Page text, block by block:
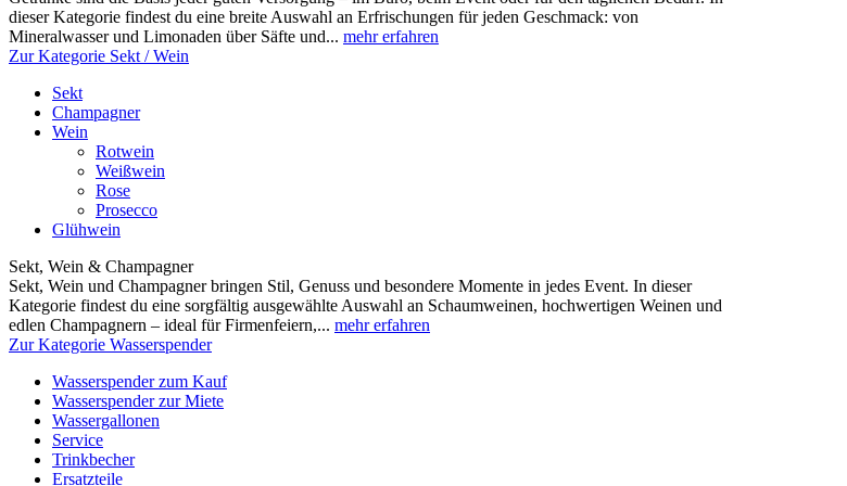
dieser Kategorie findest du eine breite Auswahl an Erfrischungen für jeden Geschmack: von
Mineralwasser und Limonaden über Säfte und... mehr erfahren
Zur Kategorie Sekt / Wein
Sekt
Champagner
Wein
Rotwein
Weißwein
Rose
Prosecco
Glühwein
Sekt, Wein & Champagner
Sekt, Wein und Champagner bringen Stil, Genuss und besondere Momente in jedes Event. In dieser
Kategorie findest du eine sorgfältig ausgewählte Auswahl an Schaumweinen, hochwertigen Weinen und
edlen Champagnern – ideal für Firmenfeiern,... mehr erfahren
Zur Kategorie Wasserspender
Wasserspender zum Kauf
Wasserspender zur Miete
Wassergallonen
Service
Trinkbecher
Ersatzteile